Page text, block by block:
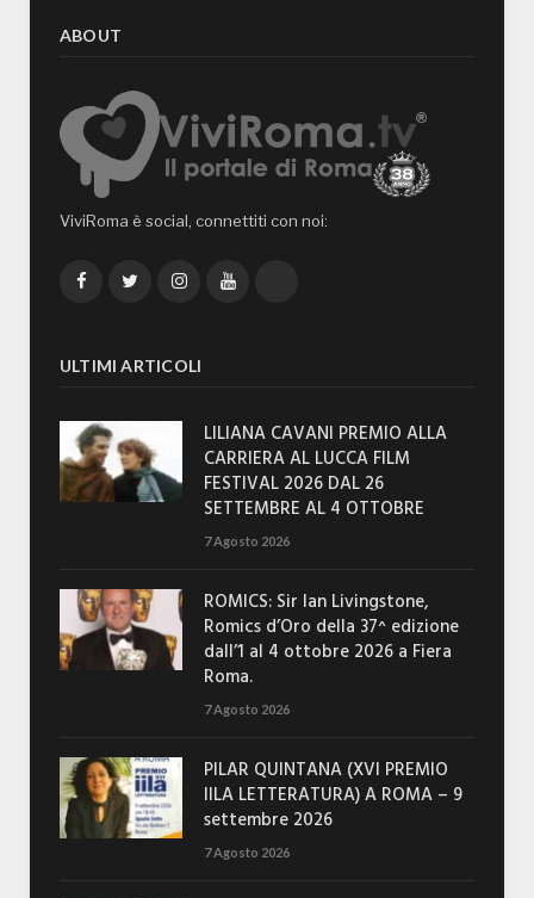
ABOUT
ViviRoma è social, connettiti con noi:
FacebookTwitterInstagramYouTube
ULTIMI ARTICOLI
LILIANA CAVANI PREMIO ALLA
CARRIERA AL LUCCA FILM
FESTIVAL 2026 DAL 26
SETTEMBRE AL 4 OTTOBRE
7 Agosto 2026
ROMICS: Sir Ian Livingstone,
Romics d’Oro della 37^ edizione
dall’1 al 4 ottobre 2026 a Fiera
Roma.
7 Agosto 2026
PILAR QUINTANA (XVI PREMIO
IILA LETTERATURA) A ROMA – 9
settembre 2026
7 Agosto 2026